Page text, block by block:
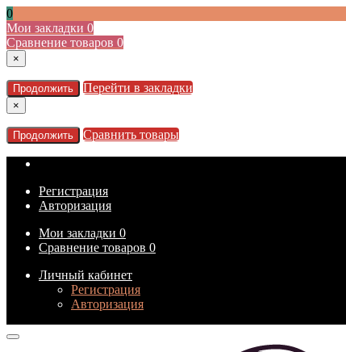
0
Мои закладки 0
Сравнение товаров 0
×
Продолжить Перейти в закладки
×
Продолжить Сравнить товары
Регистрация
Авторизация
Мои закладки 0
Сравнение товаров 0
Личный кабинет
Регистрация
Авторизация